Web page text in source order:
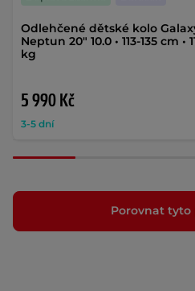
Odlehčené dětské kolo
Neptun 20" 10.0 • 113-135 cm •
kg
5 990 Kč
3-5 dní
Porovnat